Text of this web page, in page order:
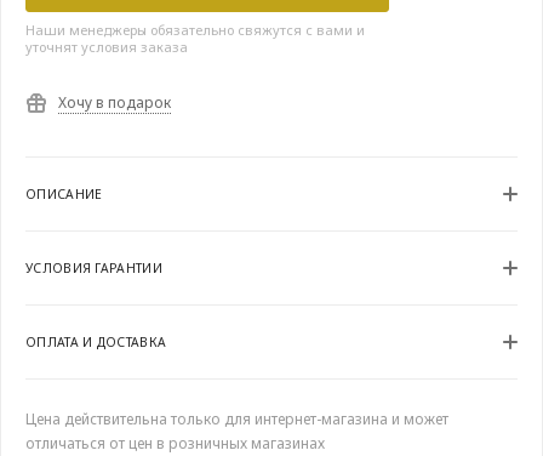
Наши менеджеры обязательно свяжутся с вами и
уточнят условия заказа
Хочу в подарок
ОПИСАНИЕ
УСЛОВИЯ ГАРАНТИИ
ОПЛАТА И ДОСТАВКА
Цена действительна только для интернет-магазина и может
отличаться от цен в розничных магазинах